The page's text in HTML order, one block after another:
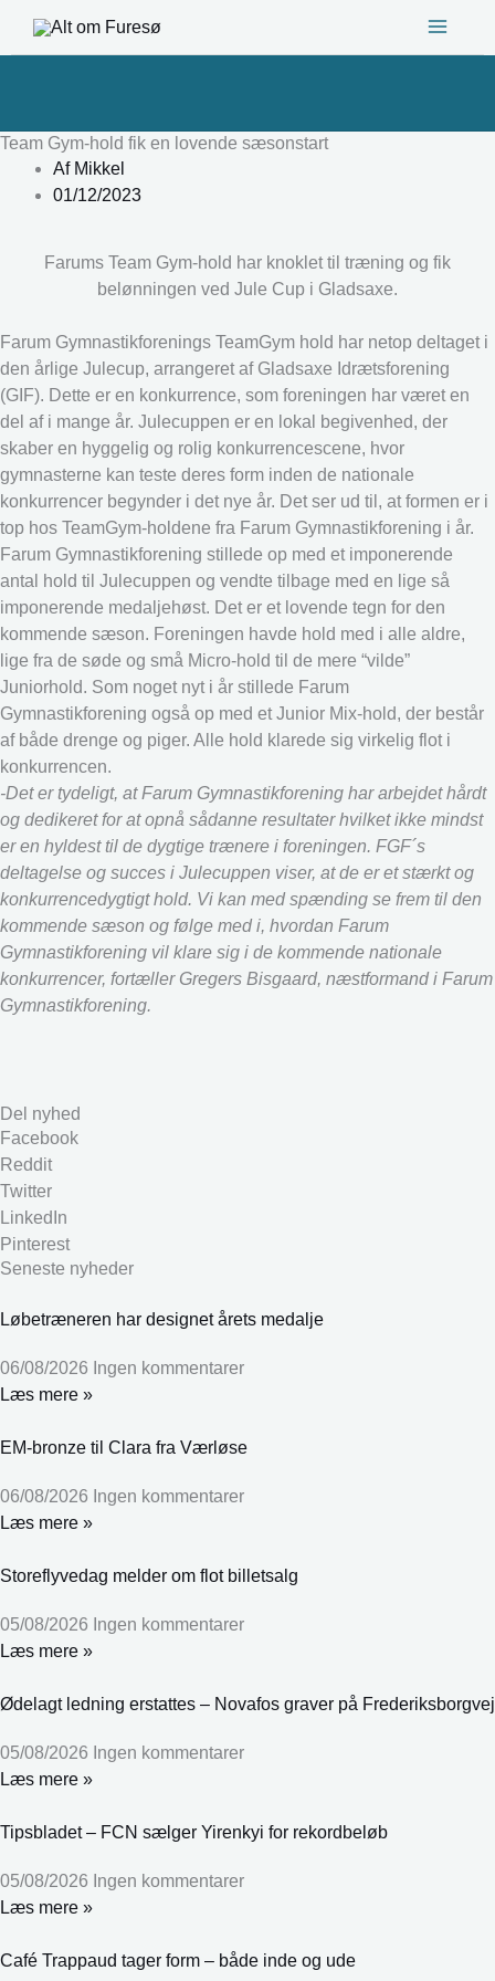
Team Gym-hold fik en lovende sæsonstart
AfMikkel
01/12/2023
Farums Team Gym-hold har knoklet til træning og fik
belønningen ved Jule Cup i Gladsaxe.
Farum Gymnastikforenings TeamGym hold har netop deltaget i
den årlige Julecup, arrangeret af Gladsaxe Idrætsforening
(GIF). Dette er en konkurrence, som foreningen har været en
del af i mange år. Julecuppen er en lokal begivenhed, der
skaber en hyggelig og rolig konkurrencescene, hvor
gymnasterne kan teste deres form inden de nationale
konkurrencer begynder i det nye år. Det ser ud til, at formen er i
top hos TeamGym-holdene fra Farum Gymnastikforening i år.
Farum Gymnastikforening stillede op med et imponerende
antal hold til Julecuppen og vendte tilbage med en lige så
imponerende medaljehøst. Det er et lovende tegn for den
kommende sæson. Foreningen havde hold med i alle aldre,
lige fra de søde og små Micro-hold til de mere “vilde”
Juniorhold. Som noget nyt i år stillede Farum
Gymnastikforening også op med et Junior Mix-hold, der består
af både drenge og piger. Alle hold klarede sig virkelig flot i
konkurrencen.
-Det er tydeligt, at Farum Gymnastikforening har arbejdet hårdt
og dedikeret for at opnå sådanne resultater hvilket ikke mindst
er en hyldest til de dygtige trænere i foreningen. FGF´s
deltagelse og succes i Julecuppen viser, at de er et stærkt og
konkurrencedygtigt hold. Vi kan med spænding se frem til den
kommende sæson og følge med i, hvordan Farum
Gymnastikforening vil klare sig i de kommende nationale
konkurrencer, fortæller Gregers Bisgaard, næstformand i Farum
Gymnastikforening.
Del nyhed
Facebook
Reddit
Twitter
LinkedIn
Pinterest
Seneste nyheder
Løbetræneren har designet årets medalje
06/08/2026 Ingen kommentarer
Læs mere »
EM-bronze til Clara fra Værløse
06/08/2026 Ingen kommentarer
Læs mere »
Storeflyvedag melder om flot billetsalg
05/08/2026 Ingen kommentarer
Læs mere »
Ødelagt ledning erstattes – Novafos graver på Frederiksborgvej
05/08/2026 Ingen kommentarer
Læs mere »
Tipsbladet – FCN sælger Yirenkyi for rekordbeløb
05/08/2026 Ingen kommentarer
Læs mere »
Café Trappaud tager form – både inde og ude